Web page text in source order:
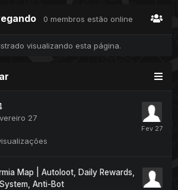
0 membros estão online
visualizando esta página.
27
Map | Autoloot, Daily Rewards,
Anti-Bot